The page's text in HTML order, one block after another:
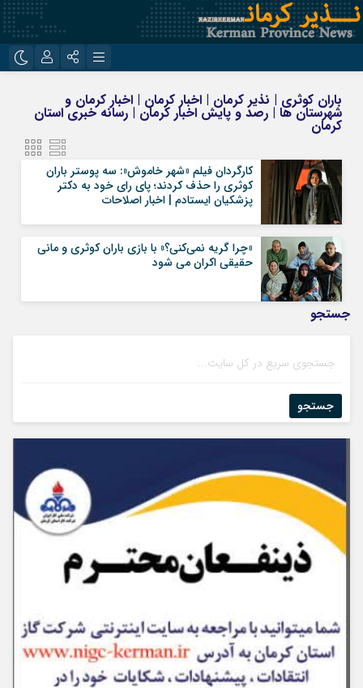
روبیکا
ایتا
مرا به خاطر بسپار
باران کوثری | نذیر کرمان | اخبار کرمان | اخبار کرمان و
شهرستان ها | رصد و پایش اخبار کرمان | رسانه خبری استان
کرمان
کارگردان فیلم «شهر خاموش»: سه پوستر باران
کوثری را حذف کردند؛ پای رای خود به دکتر
پزشکیان ایستادم | اخبار اصلاحات
«چرا گریه نمی‌کنی؟» با بازی باران کوثری و مانی
حقیقی اکران می شود
جستجو
جستجو